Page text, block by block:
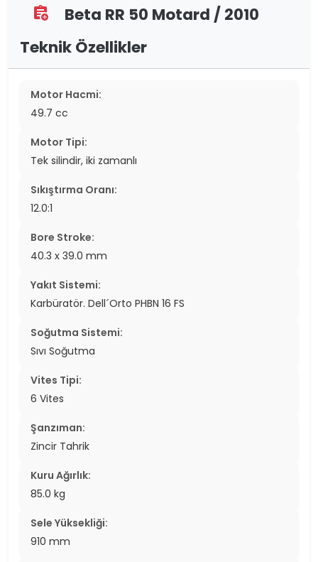
assignment_add
Beta RR 50 Motard / 2010
Teknik Özellikler
Motor Hacmi:
49.7 cc
Motor Tipi:
Tek silindir, iki zamanlı
Sıkıştırma Oranı:
12.0:1
Bore Stroke:
40.3 x 39.0 mm
Yakıt Sistemi:
Karbüratör. Dell´Orto PHBN 16 FS
Soğutma Sistemi:
Sıvı Soğutma
Vites Tipi:
6 Vites
Şanzıman:
Zincir Tahrik
Kuru Ağırlık:
85.0 kg
Sele Yüksekliği:
910 mm